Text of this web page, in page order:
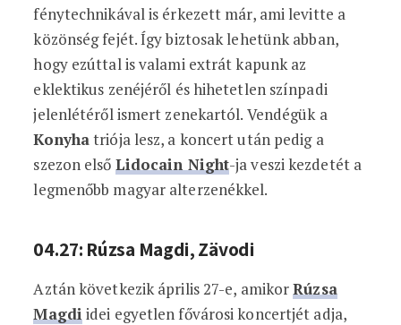
fénytechnikával is érkezett már, ami levitte a
közönség fejét. Így biztosak lehetünk abban,
hogy ezúttal is valami extrát kapunk az
eklektikus zenéjéről és hihetetlen színpadi
jelenlétéről ismert zenekartól. Vendégük a
Konyhatriója lesz, a koncert után pedig a
szezon első Lidocain Night-ja veszi kezdetét a
legmenőbb magyar alterzenékkel.
04.27: Rúzsa Magdi, Zävodi
Aztán következik április 27-e, amikorRúzsa
Magdi idei egyetlen fővárosi koncertjét adja,